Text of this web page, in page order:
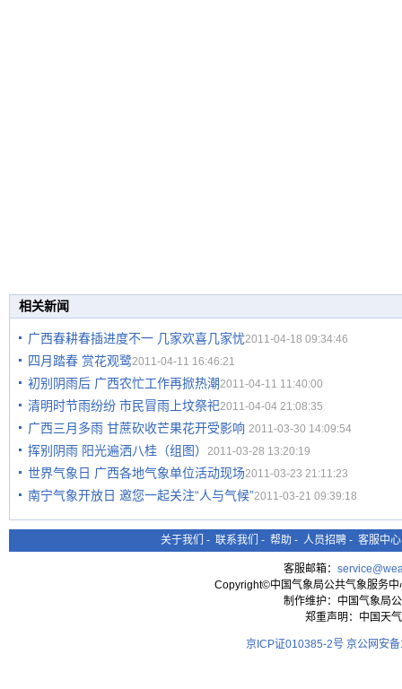
相关新闻
广西春耕春插进度不一 几家欢喜几家忧2011-04-18 09:34:46
四月踏春 赏花观鹭2011-04-11 16:46:21
初别阴雨后 广西农忙工作再掀热潮2011-04-11 11:40:00
清明时节雨纷纷 市民冒雨上坟祭祀2011-04-04 21:08:35
广西三月多雨 甘蔗砍收芒果花开受影响 2011-03-30 14:09:54
挥别阴雨 阳光遍洒八桂（组图） 2011-03-28 13:20:19
世界气象日 广西各地气象单位活动现场2011-03-23 21:11:23
南宁气象开放日 邀您一起关注“人与气候”2011-03-21 09:39:18
关于我们 - 联系我们 - 帮助 - 人员招聘 - 客服中心
客服邮箱：
Copyright©中国气象局公共气象服务
制作维护：中国气象局
郑重声明：中国天
京ICP证010385-2号 京公网安